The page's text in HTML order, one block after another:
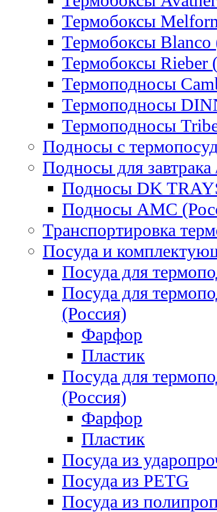
Термобоксы
Термобоксы Blanco
Термобоксы Rieber
Термоподносы
Термоподносы
Термоподносы
Подносы с
Подносы для завтрака
Подносы DK
Подносы AMC
Транспортировка
Посуда и
Посуда для
Посуда для
(Россия)
Фарфор
Пластик
Посуда для
(Россия)
Фарфор
Пластик
Посуда из
Посуда из PETG
Посуда из